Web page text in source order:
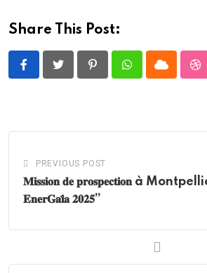
Share This Post:
PinterestWhatsappCloud
PREVIOUS POST
𝐌𝐢𝐬𝐬𝐢𝐨𝐧 𝐝𝐞 𝐩𝐫𝐨𝐬𝐩𝐞𝐜𝐭𝐢𝐨𝐧 à
𝐄𝐧𝐞𝐫𝐆𝐚𝐢̈𝐚 𝟐𝟎𝟐𝟓”